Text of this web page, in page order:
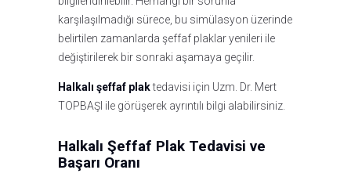
karşılaşılmadığı sürece, bu simülasyon üzerinde
belirtilen zamanlarda şeffaf plaklar yenileri ile
değiştirilerek bir sonraki aşamaya geçilir.
Halkalı şeffaf plaktedavisi için Uzm. Dr. Mert
TOPBAŞI ile görüşerek ayrıntılı bilgi alabilirsiniz.
Halkalı Şeffaf Plak Tedavisi ve
Başarı Oranı